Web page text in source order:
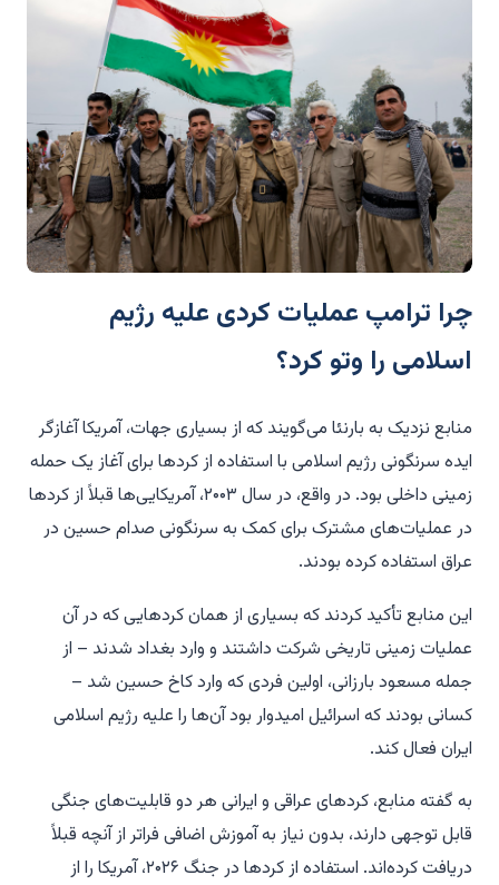
چرا ترامپ عملیات کردی علیه رژیم
اسلامی را وتو کرد؟
منابع نزدیک به بارنئا می‌گویند که از بسیاری جهات، آمریکا آغازگر
ایده سرنگونی رژیم اسلامی با استفاده از کردها برای آغاز یک حمله
زمینی داخلی بود. در واقع، در سال ۲۰۰۳، آمریکایی‌ها قبلاً از کردها
در عملیات‌های مشترک برای کمک به سرنگونی صدام حسین در
عراق استفاده کرده بودند.
این منابع تأکید کردند که بسیاری از همان کردهایی که در آن
عملیات زمینی تاریخی شرکت داشتند و وارد بغداد شدند – از
جمله مسعود بارزانی، اولین فردی که وارد کاخ حسین شد –
کسانی بودند که اسرائیل امیدوار بود آن‌ها را علیه رژیم اسلامی
ایران فعال کند.
به گفته منابع، کردهای عراقی و ایرانی هر دو قابلیت‌های جنگی
قابل توجهی دارند، بدون نیاز به آموزش اضافی فراتر از آنچه قبلاً
دریافت کرده‌اند. استفاده از کردها در جنگ ۲۰۲۶، آمریکا را از